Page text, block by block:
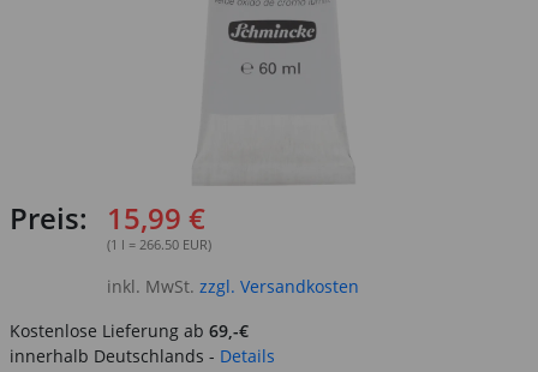
Preis: 15,99 €
(1 l = 266.50 EUR)
inkl. MwSt. zzgl. Versandkosten
Kostenlose Lieferung ab 69,-€
innerhalb Deutschlands - Details